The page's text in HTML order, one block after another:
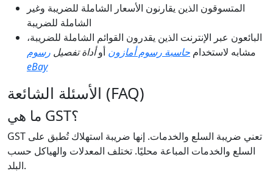
المتسوقون الذين يقارنون الأسعار الشاملة للضريبة وغير
الشاملة للضريبة
البائعون عبر الإنترنت الذين يقدرون القوائم الشاملة للضريبة،
مشابه لاستخدام حاسبة رسوم أمازون أوأداة تفصيل رسوم
eBay
الأسئلة الشائعة (FAQ)
ما هي GST؟
GST تعني ضريبة السلع والخدمات. إنها ضريبة استهلاك تُطبق على
السلع والخدمات المباعة محليًا. تختلف المعدلات والهياكل حسب
البلد.